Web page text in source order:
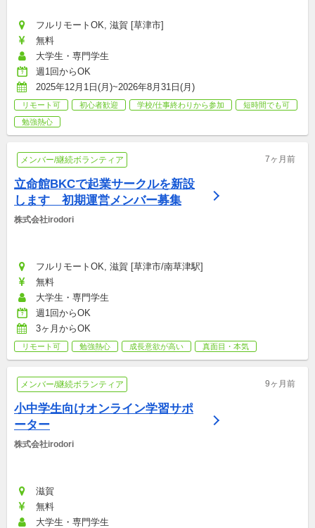
フルリモートOK, 滋賀 [草津市]
無料
大学生・専門学生
週1回からOK
2025年12月1日(月)~2026年8月31日(月)
リモート可 初心者歓迎 学校/仕事終わりから参加
短時間でも可
勉強熱心
メンバー/継続ボランティア 7ヶ月前
立命館BKCで起業サークルを新設
します　初期運営メンバー募集
株式会社irodori
フルリモートOK, 滋賀 [草津市/南草津駅]
無料
大学生・専門学生
週1回からOK
3ヶ月からOK
リモート可 勉強熱心 成長意欲が高い 真面目・本気
メンバー/継続ボランティア 9ヶ月前
小中学生向けオンライン学習サポ
ーター
株式会社irodori
滋賀
無料
大学生・専門学生